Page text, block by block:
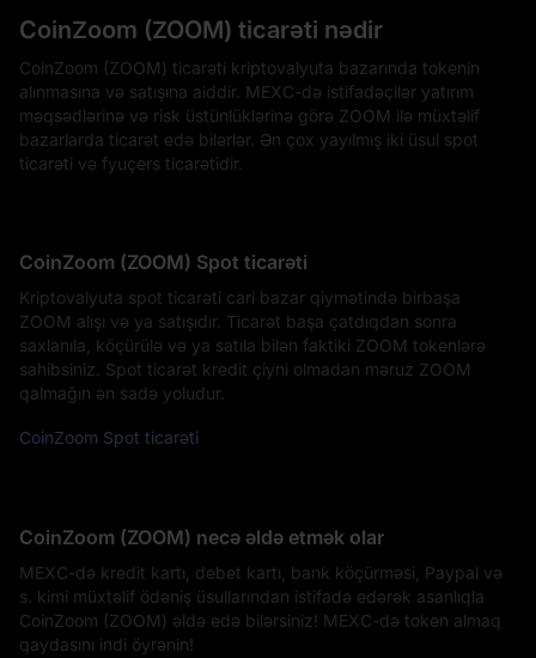
CoinZoom (ZOOM) ticarəti nədir
CoinZoom (ZOOM) ticarəti kriptovalyuta bazarında tokenin
alınmasına və satışına aiddir. MEXC-də istifadəçilər yatırım
məqsədlərinə və risk üstünlüklərinə görə ZOOM ilə müxtəlif
bazarlarda ticarət edə bilərlər. Ən çox yayılmış iki üsul spot
ticarəti və fyuçers ticarətidir.
CoinZoom (ZOOM) Spot ticarəti
Kriptovalyuta spot ticarəti cari bazar qiymətində birbaşa
ZOOM alışı və ya satışıdır. Ticarət başa çatdıqdan sonra
saxlanıla, köçürülə və ya satıla bilən faktiki ZOOM tokenlərə
sahibsiniz. Spot ticarət kredit çiyni olmadan məruz ZOOM
qalmağın ən sadə yoludur.
CoinZoom Spot ticarəti
CoinZoom (ZOOM) necə əldə etmək olar
MEXC-də kredit kartı, debet kartı, bank köçürməsi, Paypal və
s. kimi müxtəlif ödəniş üsullarından istifadə edərək asanlıqla
CoinZoom (ZOOM) əldə edə bilərsiniz! MEXC-də token almaq
qaydasını indi öyrənin!